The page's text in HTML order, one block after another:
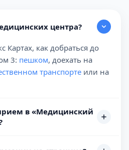
центра?
Картах, как добраться до
3: пешком, доехать на
транспорте или на
в «Медицинский